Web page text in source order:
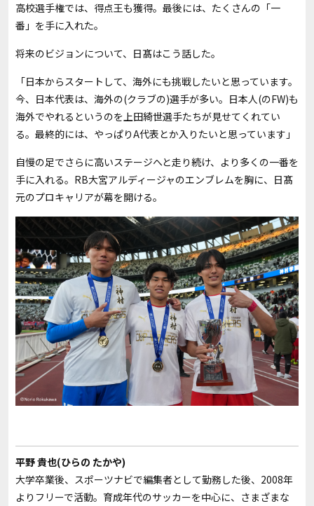
高校選手権では、得点王も獲得。最後には、たくさんの「一
番」を手に入れた。
将来のビジョンについて、日髙はこう話した。
「日本からスタートして、海外にも挑戦したいと思っています。
今、日本代表は、海外の(クラブの)選手が多い。日本人(のFW)も
海外でやれるというのを上田綺世選手たちが見せてくれてい
る。最終的には、やっぱりA代表とか入りたいと思っています」
自慢の足でさらに高いステージへと走り続け、より多くの一番を
手に入れる。RB大宮アルディージャのエンブレムを胸に、日髙
元のプロキャリアが幕を開ける。
平野 貴也(ひらの たかや)
大学卒業後、スポーツナビで編集者として勤務した後、2008年
よりフリーで活動。育成年代のサッカーを中心に、さまざまな